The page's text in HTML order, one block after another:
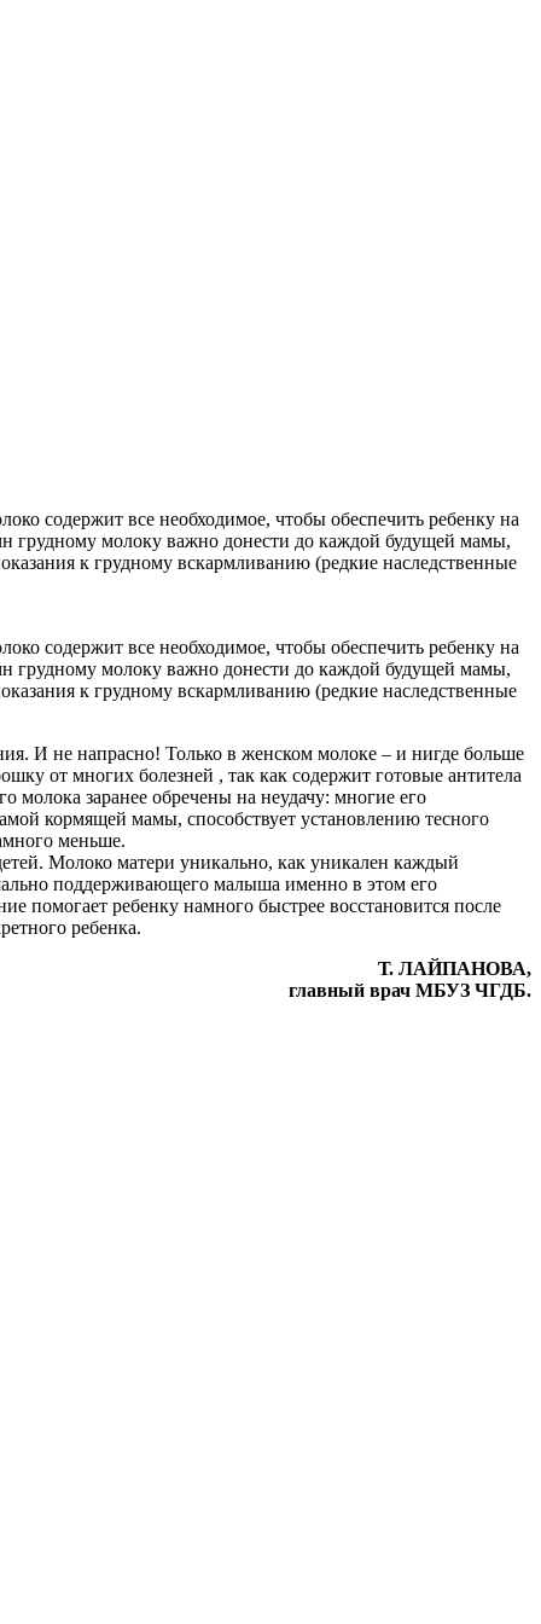
содержит все необходимое, чтобы обеспечить ребенку на
грудному молоку важно донести до каждой будущей мамы,
к грудному вскармливанию (редкие наследственные
содержит все необходимое, чтобы обеспечить ребенку на
грудному молоку важно донести до каждой будущей мамы,
к грудному вскармливанию (редкие наследственные
И не напрасно! Только в женском молоке – и нигде больше
от многих болезней , так как содержит готовые антитела
молока заранее обречены на неудачу: многие его
кормящей мамы, способствует установлению тесного
меньше.
Молоко матери уникально, как уникален каждый
поддерживающего малыша именно в этом его
помогает ребенку намного быстрее восстановится после
ребенка.
Т. ЛАЙПАНОВА,
главный врач МБУЗ ЧГДБ.